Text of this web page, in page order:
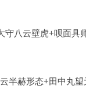
守八云壁虎+呗面具
半赫形态+田中丸